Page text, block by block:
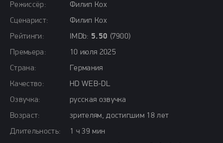
Режиссёр:
Филип Кох
Сценарист:
Филип Кох
Рейтинги:
IMDb: 5.50 (7900)
Премьера:
10 июля 2025
Страна:
Германия
Качество:
HD WEB-DL
Озвучка:
русская озвучка
Возраст:
зрителям, достигшим 18 лет
Длительность:
1 ч 39 мин